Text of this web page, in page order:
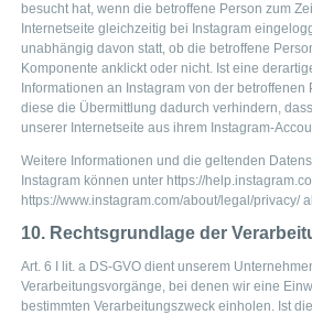
besucht hat, wenn die betroffene Person zum
Internetseite gleichzeitig bei Instagram
unabhängig davon statt, ob die betroffene
Komponente anklickt oder nicht. Ist eine
Informationen an Instagram von der
diese die Übermittlung dadurch verhindern,
unserer Internetseite aus ihrem Instagram-
Weitere Informationen und die geltenden
Instagram können unter https://
https://www.instagram.com/about/legal/privacy/
10. Rechtsgrundlage der
Art. 6 I lit. a DS-GVO dient unserem
Verarbeitungsvorgänge, bei denen wir eine
bestimmten Verarbeitungszweck einholen. Ist